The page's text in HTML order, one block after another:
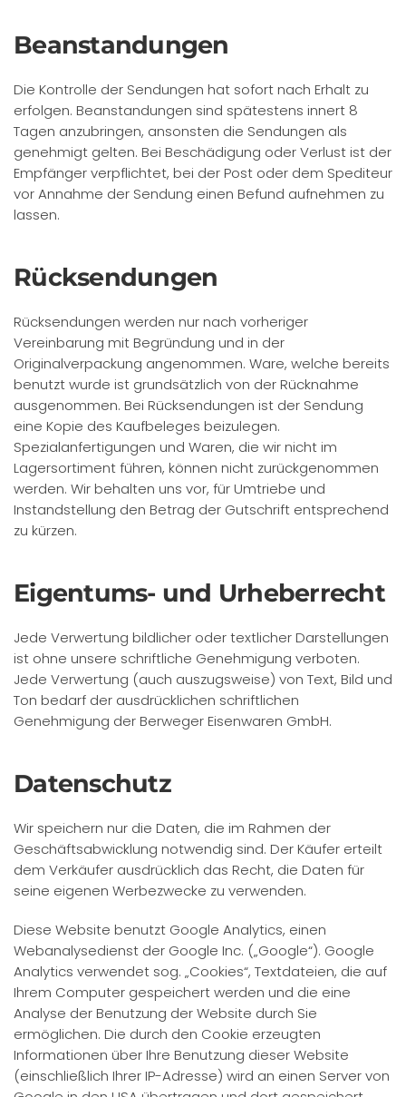
Beanstandungen
Die Kontrolle der Sendungen hat sofort nach Erhalt zu
erfolgen. Beanstandungen sind spätestens innert 8
Tagen anzubringen, ansonsten die Sendungen als
genehmigt gelten. Bei Beschädigung oder Verlust ist der
Empfänger verpflichtet, bei der Post oder dem Spediteur
vor Annahme der Sendung einen Befund aufnehmen zu
lassen.
Rücksendungen
Rücksendungen werden nur nach vorheriger
Vereinbarung mit Begründung und in der
Originalverpackung angenommen. Ware, welche bereits
benutzt wurde ist grundsätzlich von der Rücknahme
ausgenommen. Bei Rücksendungen ist der Sendung
eine Kopie des Kaufbeleges beizulegen.
Spezialanfertigungen und Waren, die wir nicht im
Lagersortiment führen, können nicht zurückgenommen
werden. Wir behalten uns vor, für Umtriebe und
Instandstellung den Betrag der Gutschrift entsprechend
zu kürzen.
Eigentums- und Urheberrecht
Jede Verwertung bildlicher oder textlicher Darstellungen
ist ohne unsere schriftliche Genehmigung verboten.
Jede Verwertung (auch auszugsweise) von Text, Bild und
Ton bedarf der ausdrücklichen schriftlichen
Genehmigung der Berweger Eisenwaren GmbH.
Datenschutz
Wir speichern nur die Daten, die im Rahmen der
Geschäftsabwicklung notwendig sind. Der Käufer erteilt
dem Verkäufer ausdrücklich das Recht, die Daten für
seine eigenen Werbezwecke zu verwenden.
Diese Website benutzt Google Analytics, einen
Webanalysedienst der Google Inc. („Google“). Google
Analytics verwendet sog. „Cookies“, Textdateien, die auf
Ihrem Computer gespeichert werden und die eine
Analyse der Benutzung der Website durch Sie
ermöglichen. Die durch den Cookie erzeugten
Informationen über Ihre Benutzung dieser Website
(einschließlich Ihrer IP-Adresse) wird an einen Server von